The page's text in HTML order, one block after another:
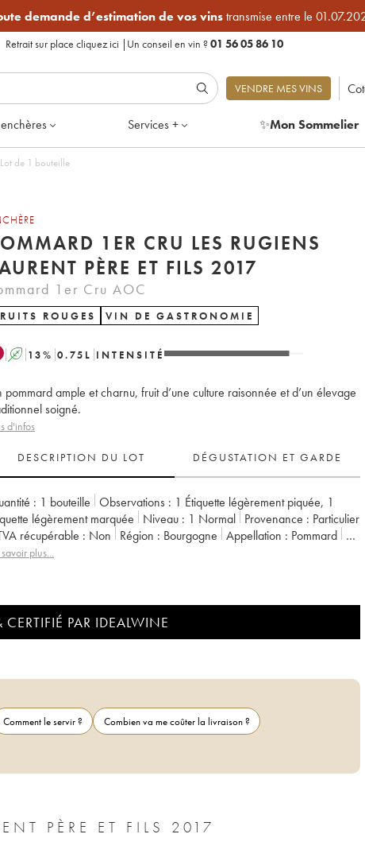
demande d’estimation de vos vinstransmise entre le
Retrait sur place cliquez ici | Un conseil en vin ?01 56 05 86 10
VENDRE MES VINS
Services + ✨Mon Sommelier
Laurent Père et Fils 2017 - Lot de 1 bouteille
1ER CRU LES RUGIENS
LAURENT PÈRE ET FILS 2017
1er Cru AOC
ROUGES VIN DE GASTRONOMIE
A 13% 0.75 L INTENSITÉ
pommard ample et charnu, fruit d’une culture raisonnée et d’un élevage
soigné.
d'infos
DESCRIPTION DU LOT DÉGUSTATION ET GARDE
Quantité : 1 bouteille Observations : 1 Étiquette légèrement piquée, 1
légèrement marquée
Niveau : 1 Normal Provenance : particulier
TVA récupérable :
non Région : Bourgogne Appellation : Pommard
:
savoir plus...
PAR IDEALWINE
Comment le servir ?
Combien va me coûter la livraison ?
POMMARD 1ER CRU LES RUGIENS LAURENT PÈRE ET FILS 2017